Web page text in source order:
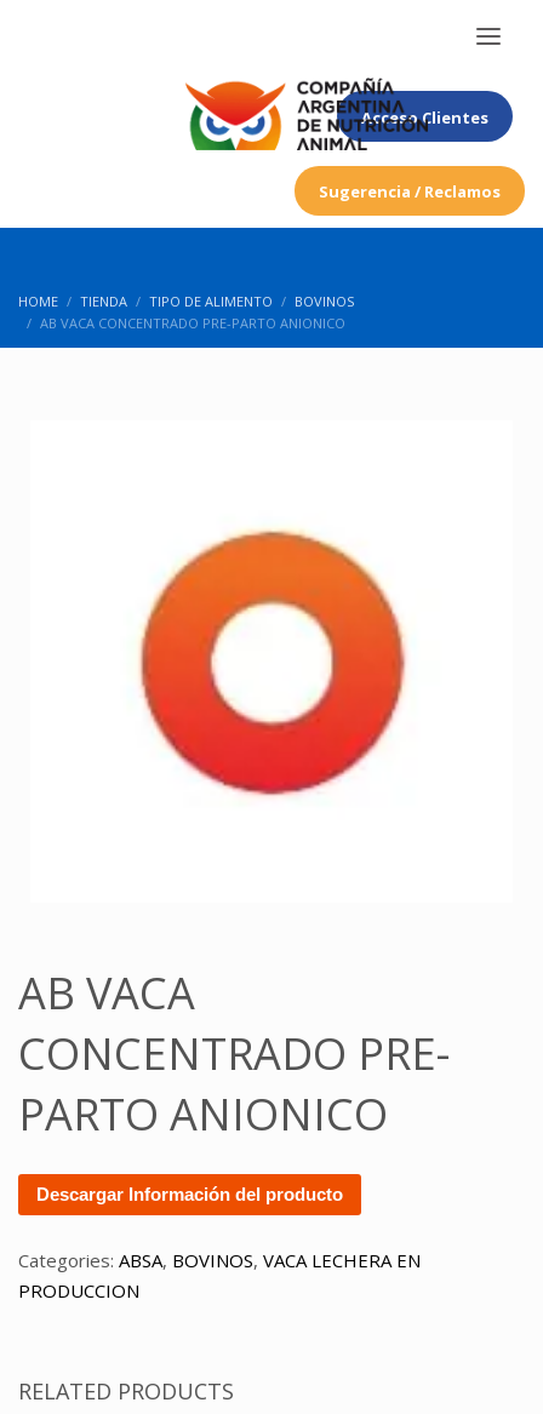
Acceso Clientes
Sugerencia / Reclamos
HOME TIENDA TIPO DE ALIMENTO
BOVINOS
AB VACA CONCENTRADO PRE-PARTO ANIONICO
AB VACA
CONCENTRADO PRE-
PARTO ANIONICO
Descargar Información del producto
Categories: ABSA, BOVINOS, VACA LECHERA EN
PRODUCCION
RELATED PRODUCTS